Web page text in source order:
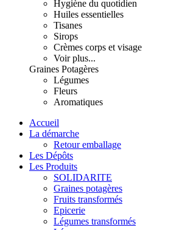
Hygiène du quotidien
Huiles essentielles
Tisanes
Sirops
Crèmes corps et visage
Voir plus...
Graines Potagères
Légumes
Fleurs
Aromatiques
Accueil
La démarche
Retour emballage
Les Dépôts
Les Produits
SOLIDARITE
Graines potagères
Fruits transformés
Epicerie
Légumes transformés